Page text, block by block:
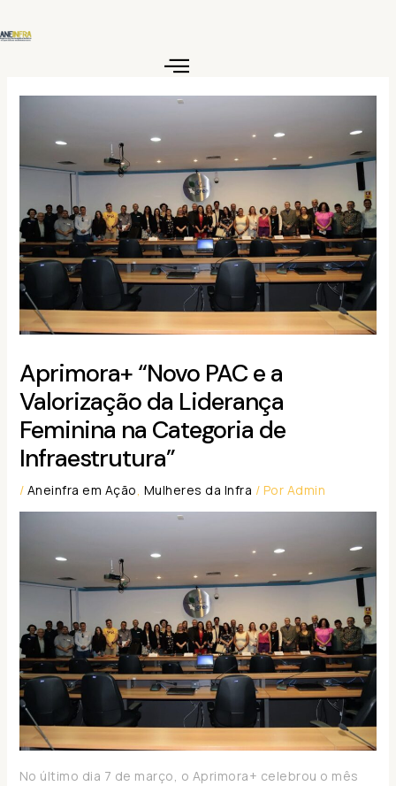
para
Aprimora+ “Novo PAC e a
Valorização da Liderança
Feminina na Categoria de
Infraestrutura”
/ Aneinfra em Ação, Mulheres da Infra / Por Admin
No último dia 7 de março, o Aprimora+ celebrou o mês